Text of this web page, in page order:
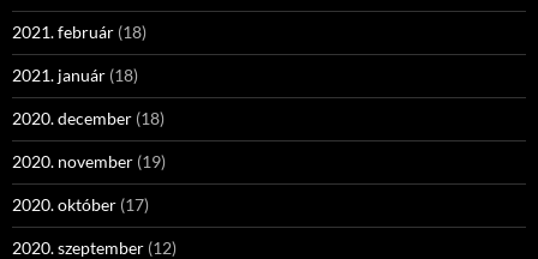
2021. február (18)
2021. január (18)
2020. december (18)
2020. november (19)
2020. október (17)
2020. szeptember (12)